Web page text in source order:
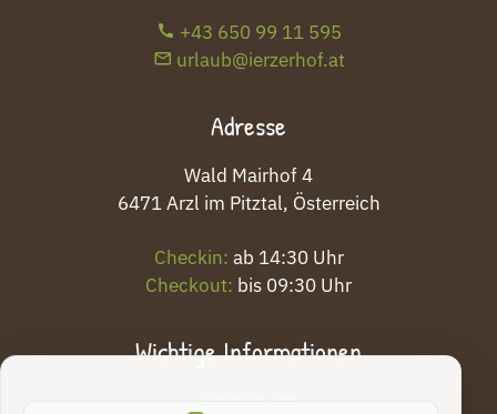
+43 650 99 11 595
urlaub@ierzerhof.at
Adresse
Wald Mairhof 4
6471 Arzl im Pitztal, Österreich
Checkin: ab 14:30 Uhr
Checkout: bis 09:30 Uhr
Wichtige Informationen